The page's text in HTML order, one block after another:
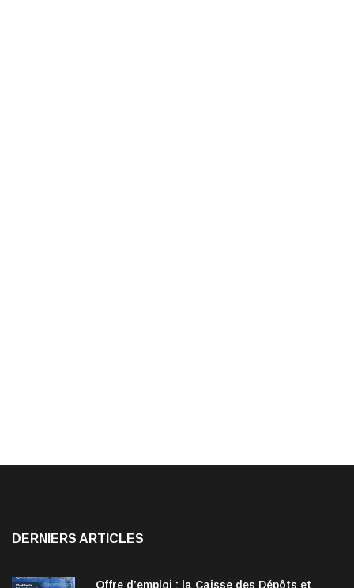
DERNIERS ARTICLES
Offre d’emploi : la Caisse des Dépôts et